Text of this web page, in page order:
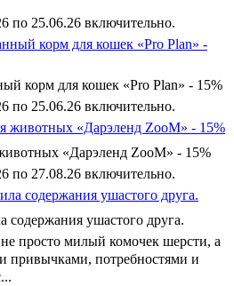
по 25.06.26 включительно.
корм для кошек «Pro Plan» - 15%
по 25.06.26 включительно.
«Дарэленд ZooM» - 15%
по 27.08.26 включительно.
содержания ушастого друга.
просто милый комочек шерсти, а
привычками, потребностями и